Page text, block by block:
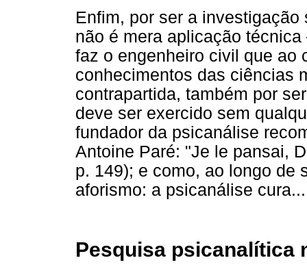
Enfim, por ser a
não é mera aplicação
faz o engenheiro civil que ao
conhecimentos das ciências
contrapartida, também por
deve ser exercido sem
fundador da psicanálise
Antoine Paré: "Je le pansai,
p. 149); e como, ao longo de
aforismo: a psicanálise
Pesquisa psicanalítica